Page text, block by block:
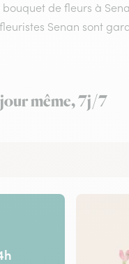
de fleurs à
Senan sont
même, 7j/7